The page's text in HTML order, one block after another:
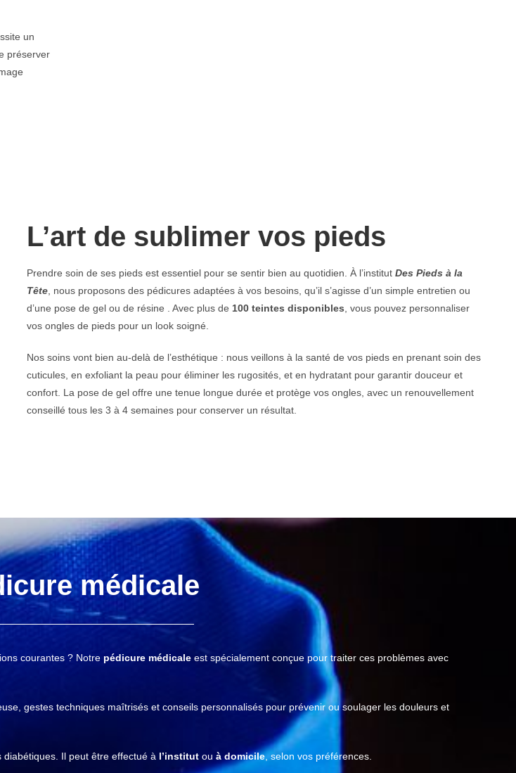
un
préserver
L’art de sublimer vos pieds
Prendre soin de ses pieds est essentiel pour se sentir bien au quotidien. À l’institutDes Pieds à la
Tête , nous proposons des pédicures adaptées à vos besoins, qu’il s’agisse d’un simple entretien ou
d’une pose de gel ou de résine . Avec plus de 100 teintes disponibles , vous pouvez personnaliser
vos ongles de pieds pour un look soigné.
Nos soins vont bien au-delà de l’esthétique : nous veillons à la santé de vos pieds en prenant soin des
cuticules, en exfoliant la peau pour éliminer les rugosités, et en hydratant pour garantir douceur et
confort. La pose de gel offre une tenue longue durée et protège vos ongles, avec un renouvellement
conseillé tous les 3 à 4 semaines pour conserver un résultat.
médicale
courantes ? Notre pédicure médicale est spécialement conçue pour traiter ces problèmes avec
gestes techniques maîtrisés et conseils personnalisés pour prévenir ou soulager les douleurs et
Il peut être effectué à l’institut ouà domicile, selon vos préférences.